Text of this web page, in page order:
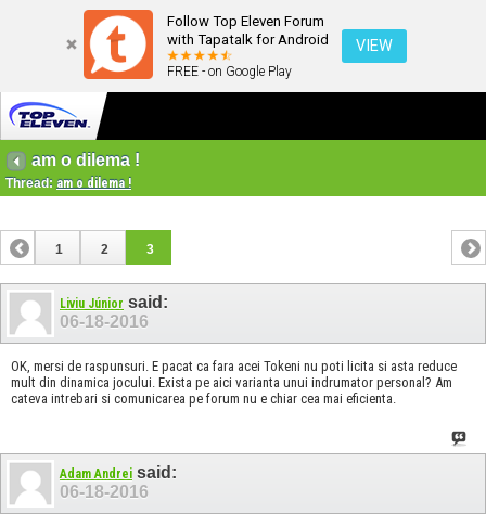
Follow Top Eleven Forum
with Tapatalk for Android
FREE - on Google Play
VIEW
am o dilema !
Thread: am o dilema !
1 2 3
Liviu Júnior said:
06-18-2016
OK, mersi de raspunsuri. E pacat ca fara acei Tokeni nu poti licita si asta reduce
mult din dinamica jocului. Exista pe aici varianta unui indrumator personal? Am
cateva intrebari si comunicarea pe forum nu e chiar cea mai eficienta.
Adam Andrei said:
06-18-2016